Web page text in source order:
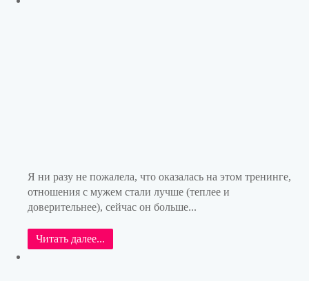
Я ни разу не пожалела, что оказалась на этом тренинге,
отношения с мужем стали лучше (теплее и
доверительнее), сейчас он больше...
Читать далее...